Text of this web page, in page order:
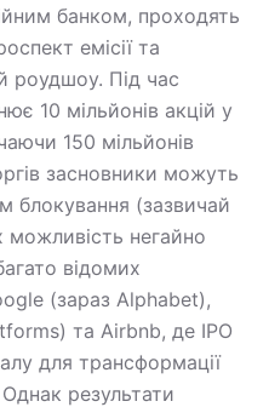
банком, проходять
емісії та
роудшоу. Під час
10 мільйонів акцій у
150 мільйонів
засновники можуть
блокування (зазвичай
можливість негайно
відомих
(зараз Alphabet),
та Airbnb, де IPO
для трансформації
результати